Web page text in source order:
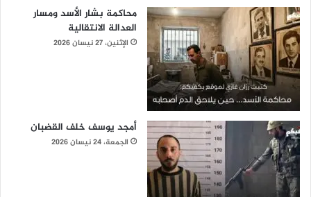
محاكمة بشار الأسد ومسار
العدالة الانتقالية
الإثنين، 27 نيسان 2026
أمجد يوسف خلف القضبان
الجمعة، 24 نيسان 2026